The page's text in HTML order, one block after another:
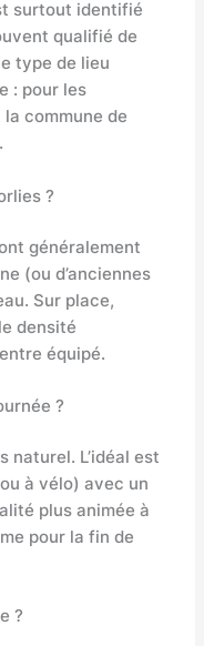
surtout identifié
qualifié de
type de lieu
: pour les
commune de
?
généralement
(ou d’anciennes
Sur place,
densité
équipé.
?
naturel. L’idéal est
à vélo) avec un
plus animée à
pour la fin de
?